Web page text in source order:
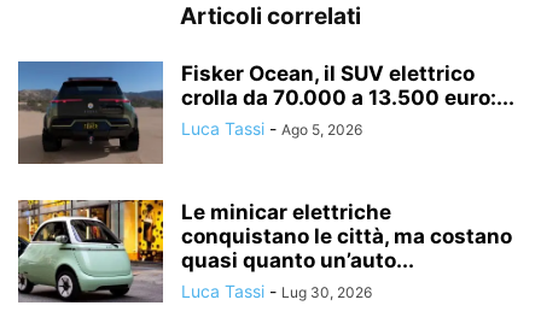
Articoli correlati
Fisker Ocean, il SUV elettrico
crolla da 70.000 a 13.500 euro:...
Luca Tassi - Ago 5, 2026
Le minicar elettriche
conquistano le città, ma costano
quasi quanto un’auto...
Luca Tassi - Lug 30, 2026